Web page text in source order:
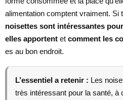
alimentation comptent vraiment. Si
noisettes sont intéressantes
elles apportent et comment les
es au bon endroit.
L’essentiel a retenir : Les
très intéressant pour la santé, à